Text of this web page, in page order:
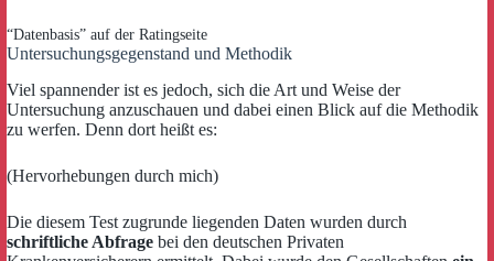
“Datenbasis” auf der Ratingseite
Untersuchungsgegenstand und Methodik
Viel spannender ist es jedoch, sich die Art und Weise der
Untersuchung anzuschauen und dabei einen Blick auf die Methodik
zu werfen. Denn dort heißt es:
(Hervorhebungen durch mich)
Die diesem Test zugrunde liegenden Daten wurden durch
schriftliche Abfrage bei den deutschen Privaten